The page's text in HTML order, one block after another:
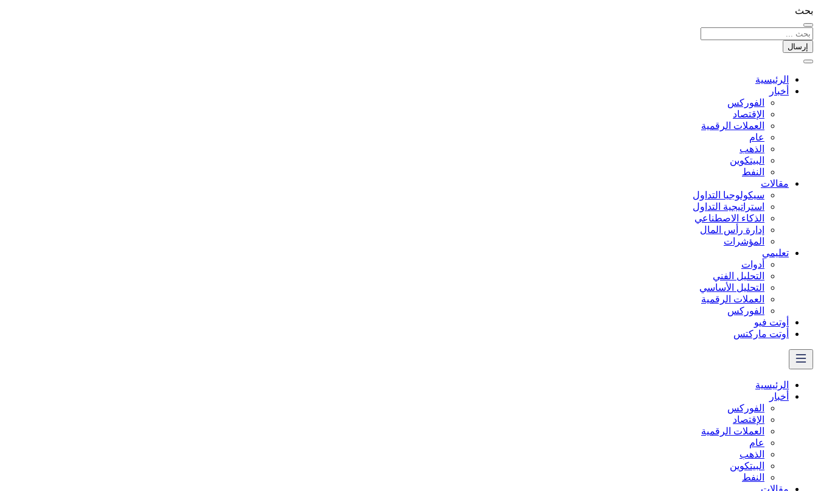
بحث
إرسال
الرئيسية
أخبار
الفوركس
الإقتصاد
العملات الرقمیة
عام
الذهب
البيتكوين
النفط
مقالات
سيكولوجيا التداول
استراتيجية التداول
الذكاء الاصطناعي
إدارة رأس المال
المؤشرات
تعليمي
أدوات
التحليل الفني
التحليل الأساسي
العملات الرقمية
الفوركس
أوتت فيو
أوتت ماركتس
الرئيسية
أخبار
الفوركس
الإقتصاد
العملات الرقمیة
عام
الذهب
البيتكوين
النفط
مقالات